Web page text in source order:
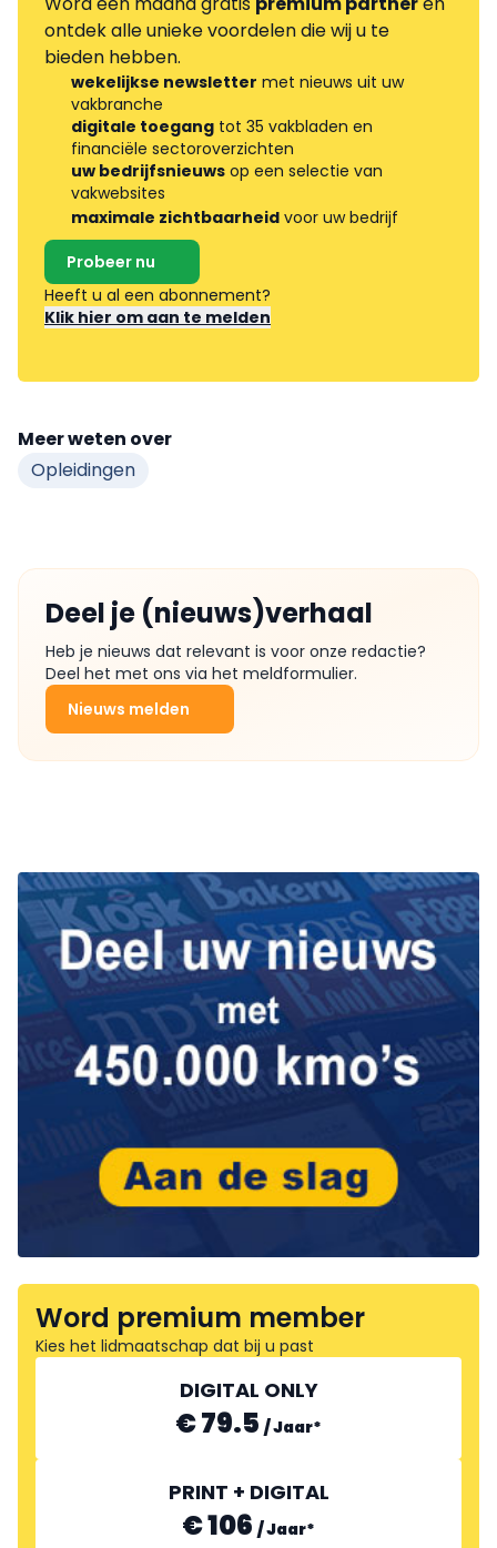
ontdek alle unieke voordelen die wij u te
bieden hebben.
wekelijkse newsletter met nieuws uit uw
vakbranche
digitale toegang tot 35 vakbladen en
financiële sectoroverzichten
uw bedrijfsnieuws op een selectie van
vakwebsites
maximale zichtbaarheid voor uw bedrijf
Probeer nu
Heeft u al een abonnement?
Klik hier om aan te melden
Meer weten over
Opleidingen
Deel je (nieuws)verhaal
Heb je nieuws dat relevant is voor onze redactie?
Deel het met ons via het meldformulier.
Nieuws melden
Word premium member
Kies het lidmaatschap dat bij u past
DIGITAL ONLY
€ 79.5 /Jaar*
PRINT + DIGITAL
€ 106 /Jaar*